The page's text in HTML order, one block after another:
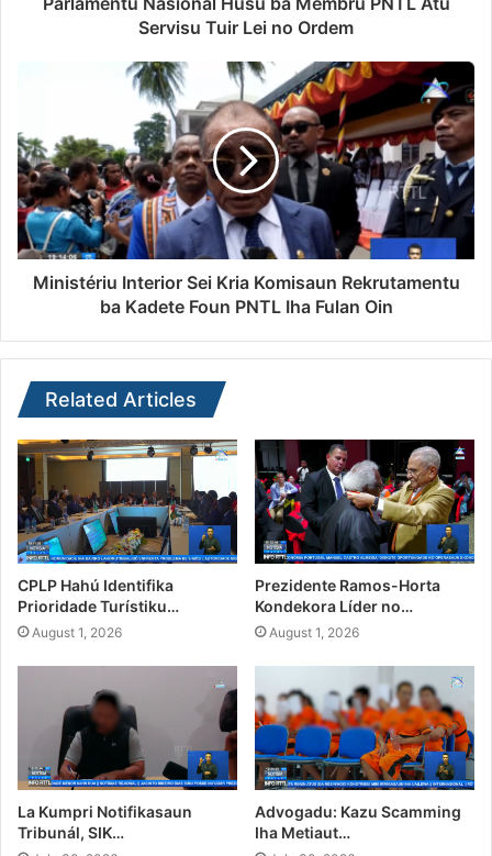
Servisu Tuir Lei no Ordem
Ministériu Interior Sei Kria Komisaun Rekrutamentu
ba Kadete Foun PNTL Iha Fulan Oin
Related Articles
CPLP Hahú Identifika
Prioridade Turístiku…
August 1, 2026
Prezidente Ramos-Horta
Kondekora Líder no…
August 1, 2026
La Kumpri Notifikasaun
Tribunál, SIK…
Advogadu: Kazu Scamming
Iha Metiaut…